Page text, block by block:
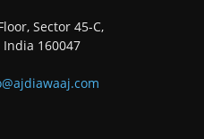
Sector 45-C,
160047